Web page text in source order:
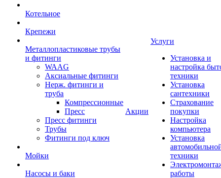
Котельное
Крепежи
Металлопластиковые трубы
и фитинги
WAAG
Аксиальные фитинги
Нерж. фитинги и
труба
Компрессионные
Пресс
Пресс фитинги
Трубы
Фитинги под ключ
Мойки
Насосы и баки
Акции
Услуги
Установка и
настройка
техники
Установка
сантехники
Страхование
покупки
Настройка
компьютера
Установка
техники
работы